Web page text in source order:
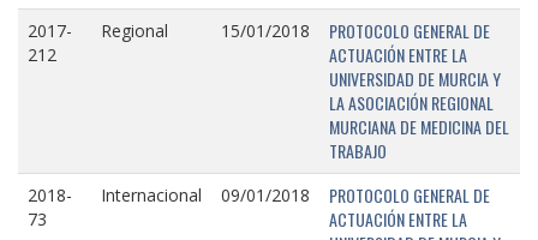
2017-
212
Regional 15/01/2018
PROTOCOLO GENERAL DE
ACTUACIÓN ENTRE LA
UNIVERSIDAD DE MURCIA Y
LA ASOCIACIÓN REGIONAL
MURCIANA DE MEDICINA DEL
TRABAJO
2018-
73
Internacional 09/01/2018
PROTOCOLO GENERAL DE
ACTUACIÓN ENTRE LA